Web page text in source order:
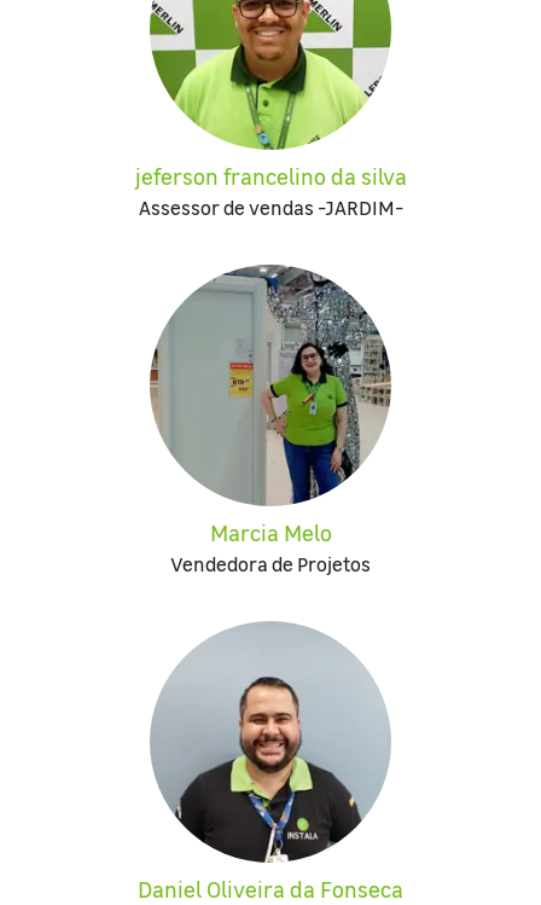
jeferson francelino da silva
Assessor de vendas -JARDIM-
Marcia Melo
Vendedora de Projetos
Daniel Oliveira da Fonseca